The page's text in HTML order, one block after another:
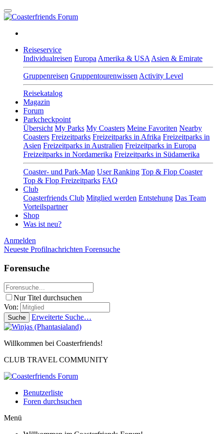
Reiseservice
Individualreisen Europa Amerika & USA Asien & Emirate
Gruppenreisen Gruppentourenwissen Activity Level
Reisekatalog
Magazin
Forum
Parkcheckpoint
Übersicht My Parks My Coasters Meine Favoriten Nearby
Coasters Freizeitparks Freizeitparks in Afrika Freizeitparks in
Asien Freizeitparks in Australien Freizeitparks in Europa
Freizeitparks in Nordamerika Freizeitparks in Südamerika
Coaster- und Park-Map User Ranking Top & Flop Coaster
Top & Flop Freizeitparks FAQ
Club
Coasterfriends Club Mitglied werden Entstehung Das Team
Vorteilspartner
Shop
Was ist neu?
Anmelden
Neueste Profilnachrichten Forensuche
Forensuche
Nur Titel durchsuchen
Von:
Suche Erweiterte Suche…
Willkommen bei Coasterfriends!
CLUB TRAVEL COMMUNITY
Benutzerliste
Foren durchsuchen
Menü